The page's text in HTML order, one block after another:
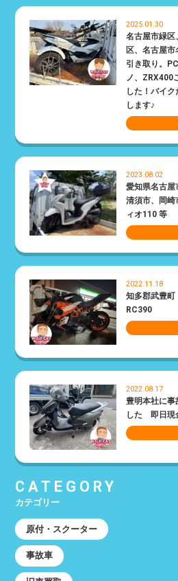
2025.01.30
名古屋市緑区
区、名古屋
引き取り。
ノ、ZRX400
した！バイ
します♪
2023.08.02
愛知県名古屋
清須市、岡崎
ィオ110 等
2022.11.18
知多郡武豊
RC390
2022.08.17
豊明本社に事
した 即日現
CATEGORY
カテゴリー
原付・スクーター
事故車